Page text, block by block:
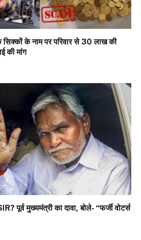
के नाम पर परिवार से 30 लाख की
की मांग
पूर्व मुख्यमंत्री का दावा, बोले- “फर्जी वोटर्स